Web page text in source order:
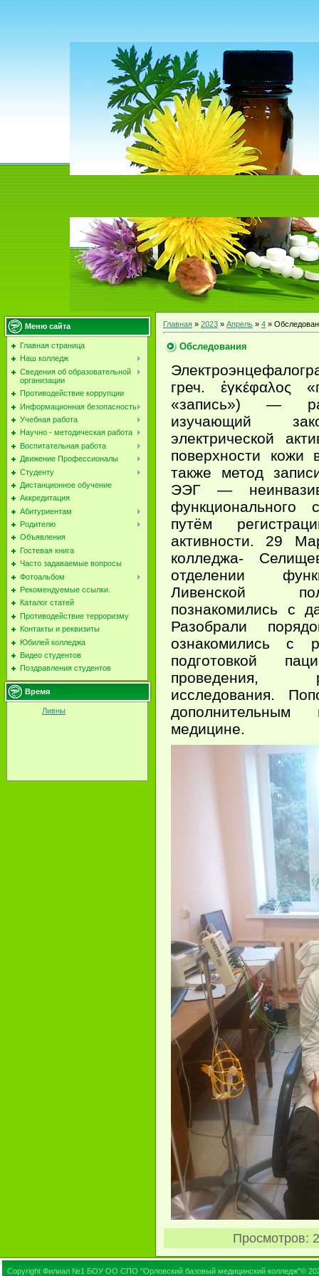
Меню сайта
Главная страница
Наш колледж
Сведения об образовательной
организации
Противодействие коррупции
Информационная безопасность
Учебная работа
Научно - методическая работа
Воспитательная работа
Движение Профессионалы
Студенту
Дистанционное обучение
Аккредитация
Абитуриентам
Родителю
Объявления
Гостевая книга
Часто задаваемые вопросы
Фотоальбом
Рекомендуемые ссылки.
Каталог статей
Противодействие терроризму
Контакты и реквизиты
Юбилей колледжа
Видео студентов
Поздравления студентов
Время
Ливны
Главная » 2023 » Апрель » 4 »
Обследования
греч. ἐγκέφαλος
«запись») —
изучающий
электрической
поверхности кожи
также метод
ЭЭГ —
функционального
путём
активности. 29
колледжа-
отделении
Ливенской
познакомились с
Разобрали
ознакомились с
подготовкой
проведения,
исследования.
медицине.
Просмотров:
Copyright Филиал №1 БОУ ОО СПО "Орловский базовый медицинский колледж"©